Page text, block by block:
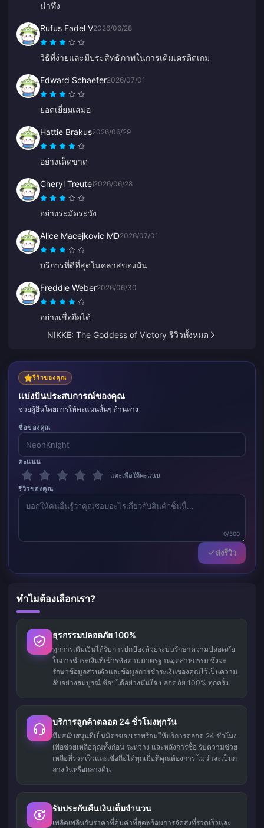
น่าทึ่ง
Rufus Fadel V2026/06/28
วิธีที่ง่ายและมีประสิทธิภาพในการเติมเครดิตเกม
Edward Schaefer2026/07/01
ยอดเยี่ยมเสมอ
Hattie Brakus2026/06/29
อย่างเด็ดขาด
Cheryl Treutel2026/06/28
อย่างระมัดระวัง
Alice Macejkovic MD2026/07/01
บริการที่ดีที่สุดในคลาสของมัน
Freddie Weber2026/06/30
อย่างเชื่อถือได้
NIKKE: The Goddess of Victory รีวิวทั้งหมด
รีวิวของคุณ
แบ่งปันประสบการณ์ของคุณ
ช่วยผู้อื่นโดยการให้คะแนนสั้นๆ ด้านล่าง
ชื่อของคุณ
คะแนน
แตะเพื่อให้คะแนน
รีวิวของคุณ
0/500
ส่งรีวิว
ทำไมต้องเลือกเรา?
ธุรกรรมปลอดภัย 100%
ทุกการเติมเงินได้รับการปกป้องด้วยระบบรักษาความปลอดภัย
ในการชำระเงินที่เข้ารหัสตามมาตรฐานอุตสาหกรรม ซึ่งจะ
รักษาข้อมูลส่วนตัวและข้อมูลการชำระเงินของคุณไว้เป็นความ
ลับอย่างสมบูรณ์ ช้อปได้อย่างมั่นใจ ปลอดภัย 100% ทุกครั้ง
บริการลูกค้าตลอด 24 ชั่วโมงทุกวัน
ทีมสนับสนุนที่เป็นมิตรของเราพร้อมให้บริการตลอด 24 ชั่วโมง
เพื่อช่วยเหลือคุณทั้งก่อน ระหว่าง และหลังการซื้อ รับความช่วย
เหลือที่รวดเร็วและเชื่อถือได้ทุกเมื่อที่คุณต้องการ ไม่ว่าจะเป็นก
ลางวันหรือกลางคืน
รับประกันคืนเงินเต็มจำนวน
เพลิดเพลินกับราคาที่คุ้มค่าที่สุดพร้อมการจัดส่งที่รวดเร็วและ